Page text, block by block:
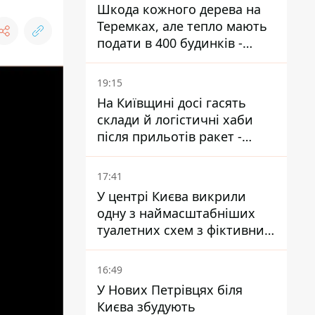
Шкода кожного дерева на
Теремках, але тепло мають
подати в 400 будинків -
депутатка Київради
19:15
На Київщині досі гасять
склади й логістичні хаби
після прильотів ракет -
ДСНС
17:41
У центрі Києва викрили
одну з наймасштабніших
туалетних схем з фіктивним
будинком
16:49
У Нових Петрівцях біля
Києва збудують